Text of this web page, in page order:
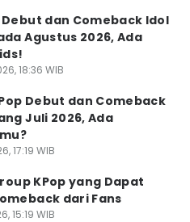
dan Comeback Idol
Agustus 2026, Ada
18:36 WIB
Debut dan Comeback
Juli 2026, Ada
17:19 WIB
KPop yang Dapat
dari Fans
15:19 WIB